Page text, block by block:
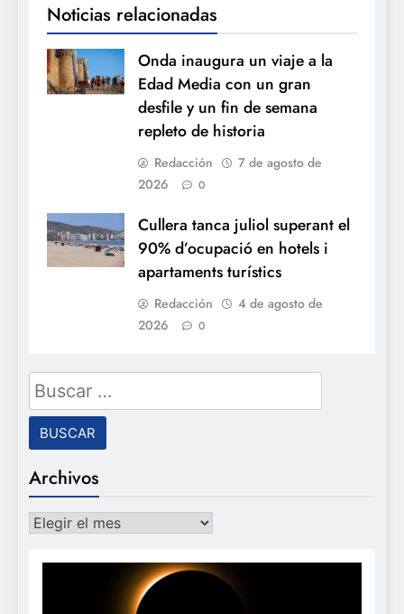
Noticias relacionadas
Onda inaugura un viaje a la
Edad Media con un gran
desfile y un fin de semana
repleto de historia
Redacción
7 de agosto de
2026
0
Cullera tanca juliol superant el
90% d’ocupació en hotels i
apartaments turístics
Redacción
4 de agosto de
2026
0
Buscar:
Archivos
Archivos